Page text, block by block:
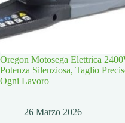
Oregon Motosega Elettrica
Potenza Silenziosa, Taglio
Ogni Lavoro
26 Marzo 2026